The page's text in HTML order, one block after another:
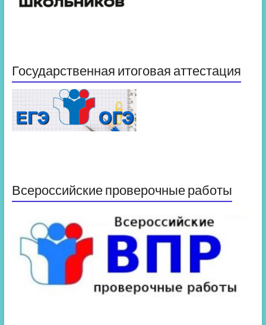
Государственная итоговая аттестация
Всероссийские проверочные работы